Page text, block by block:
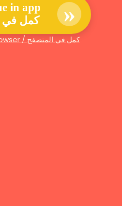
in app
كمل في
»
Continue in browser / كمل في المتصفح